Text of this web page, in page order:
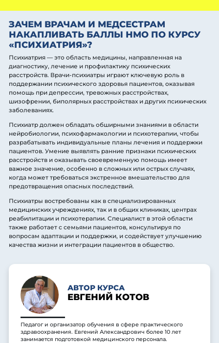
ЗАЧЕМ ВРАЧАМ И МЕДСЕСТРАМ
НАКАПЛИВАТЬ БАЛЛЫ НМО ПО КУРСУ
«ПСИХИАТРИЯ»?
Психиатрия — это область медицины, направленная на
диагностику, лечение и профилактику психических
расстройств. Врачи-психиатры играют ключевую роль в
поддержании психического здоровья пациентов, оказывая
помощь при депрессии, тревожных расстройствах,
шизофрении, биполярных расстройствах и других психических
заболеваниях.
Психиатр должен обладать обширными знаниями в области
нейробиологии, психофармакологии и психотерапии, чтобы
разрабатывать индивидуальные планы лечения и поддержки
пациентов. Умение выявлять ранние признаки психических
расстройств и оказывать своевременную помощь имеет
важное значение, особенно в сложных или острых случаях,
когда может требоваться экстренное вмешательство для
предотвращения опасных последствий.
Психиатры востребованы как в специализированных
медицинских учреждениях, так и в общих клиниках, центрах
реабилитации и психотерапии. Специалист в этой области
также работает с семьями пациентов, консультируя по
вопросам адаптации и поддержки, и содействует улучшению
качества жизни и интеграции пациентов в общество.
АВТОР КУРСА
ЕВГЕНИЙ КОТОВ
Педагог и организатор обучения в сфере практического
здравоохранения. Евгений Александрович более 10 лет
занимается подготовкой медицинского персонала.